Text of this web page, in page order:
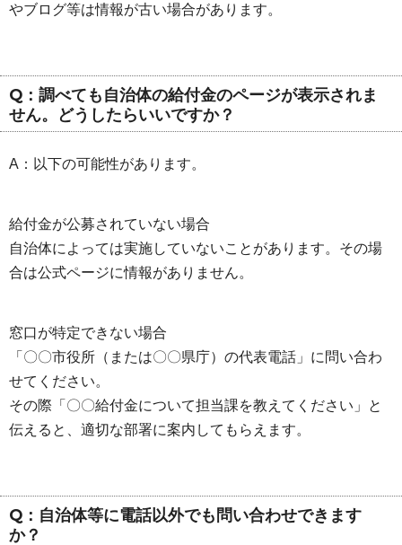
やブログ等は情報が古い場合があります。
Q：調べても自治体の給付金のページが表示されま
せん。どうしたらいいですか？
A：以下の可能性があります。
給付金が公募されていない場合
自治体によっては実施していないことがあります。その場
合は公式ページに情報がありません。
窓口が特定できない場合
「〇〇市役所（または〇〇県庁）の代表電話」に問い合わ
せてください。
その際「〇〇給付金について担当課を教えてください」と
伝えると、適切な部署に案内してもらえます。
Q：自治体等に電話以外でも問い合わせできます
か？